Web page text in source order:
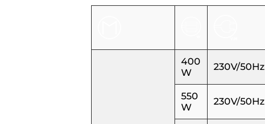
400
W
230V/50Hz
550
W
230V/50Hz